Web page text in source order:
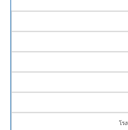
โร